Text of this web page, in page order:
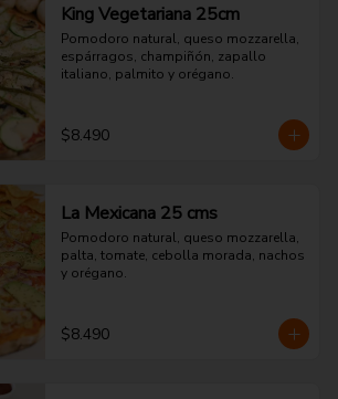
King Vegetariana 25cm
Pomodoro natural, queso mozzarella,
espárragos, champiñón, zapallo
italiano, palmito y orégano.
$8.490
La Mexicana 25 cms
Pomodoro natural, queso mozzarella,
palta, tomate, cebolla morada, nachos
y orégano.
$8.490